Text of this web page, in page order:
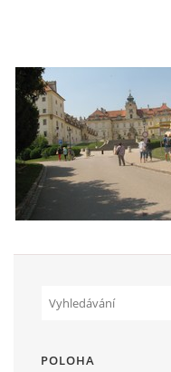
POLOHA